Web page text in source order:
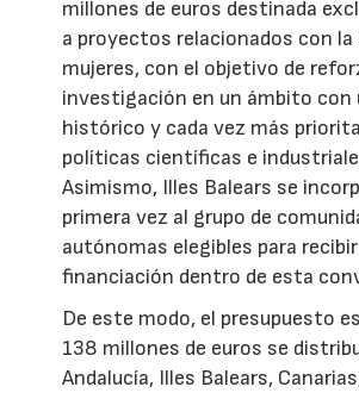
millones de euros destinada
a proyectos relacionados con la
mujeres, con el objetivo de
investigación en un ámbito con
histórico y cada vez más
políticas científicas e
Asimismo, Illes Balears se
primera vez al grupo de
autónomas elegibles para recibir
financiación dentro de esta
De este modo, el presupuesto
138 millones de euros se
Andalucía, Illes Balears,